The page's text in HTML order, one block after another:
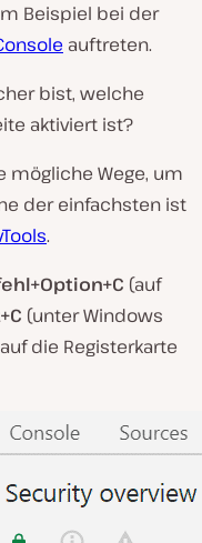
Beispiel bei der
auftreten.
bist, welche
aktiviert ist?
mögliche Wege, um
der einfachsten ist
.
(auf
(unter Windows
die Registerkarte